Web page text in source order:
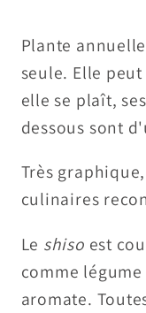
Plante
seule. Elle
elle se plaît,
dessous sont
Très
culinaires
Le shiso est
comme
aromate.